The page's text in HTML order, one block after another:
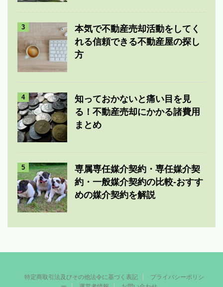
3
本気で不動産売却活動をしてく
れる信頼できる不動産屋の探し
方
4
知っておかないと痛い目を見
る！不動産売却にかかる諸費用
まとめ
5
専属専任媒介契約・専任媒介契
約・一般媒介契約の比較-おすす
めの媒介契約を解説
特定商取引法及びその他法令に基づく表記
プライバシーポリシ